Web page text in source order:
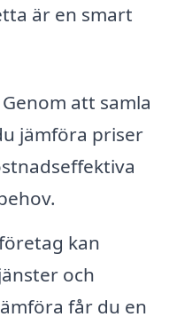
är en smart
Genom att samla
jämföra priser
kan
och
får du en